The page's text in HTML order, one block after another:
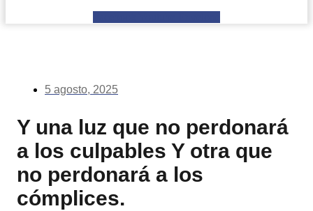
5 agosto, 2025
Y una luz que no perdonará
a los culpables Y otra que
no perdonará a los
cómplices.